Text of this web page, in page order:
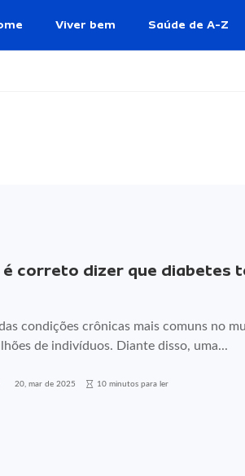
Viver bem Saúde de A-Z
é correto dizer que diabetes
das condições crônicas mais comuns no
de indivíduos. Diante disso, uma...
20, mar de 2025 10 minutos para ler